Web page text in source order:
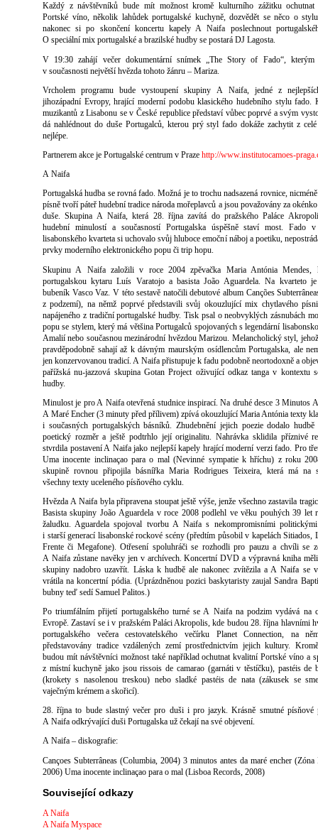
Každý z návštěvníků bude mít možnost kromě kulturního zážitku
Portské víno, několik lahůdek portugalské kuchyně, dozvědět se něco o
nakonec si po skončení koncertu kapely A Naifa poslechnout
O speciální mix portugalské a brazilské hudby se postará DJ Lagosta.
V 19:30 zahájí večer dokumentární snímek „The Story of Fado“, kterým
v současnosti největší hvězda tohoto žánru – Mariza.
Vrcholem programu bude vystoupení skupiny A Naifa, jedné z
jihozápadní Evropy, hrající moderní podobu klasického hudebního stylu fado.
muzikantů z Lisabonu se v České republice představí vůbec poprvé a svým
dá nahlédnout do duše Portugalců, kterou prý styl fado dokáže zachytit z
nejlépe.
Partnerem akce je Portugalské centrum v Praze http://www.institutocamoes-
A Naifa
Portugalská hudba se rovná fado. Možná je to trochu nadsazená rovnice,
písně tvoří páteř hudební tradice národa mořeplavců a jsou považovány za
duše. Skupina A Naifa, která 28. října zavítá do pražského Paláce
hudební minulostí a současností Portugalska úspěšně staví most. Fado
lisabonského kvarteta si uchovalo svůj hluboce emoční náboj a poetiku,
prvky moderního elektronického popu či trip hopu.
Skupinu A Naifa založili v roce 2004 zpěvačka Maria Antónia Mendes,
portugalskou kytaru Luís Varatojo a basista João Aguardela. Na kvarteto
bubeník Vasco Vaz. V této sestavě natočili debutové album Canções
z podzemí), na němž poprvé představili svůj okouzlující mix chytlavého
napájeného z tradiční portugalské hudby. Tisk psal o neobvyklých zásnubách
popu se stylem, který má většina Portugalců spojovaných s legendární
Amalií nebo současnou mezinárodní hvězdou Marizou. Melancholický styl,
pravděpodobně sahají až k dávným maurským osídlencům Portugalska, ale
jen konzervovanou tradicí. A Naifa přistupuje k fadu podobně neortodoxně a
pařížská nu-jazzová skupina Gotan Project oživující odkaz tanga v kontextu
hudby.
Minulost je pro A Naifa otevřená studnice inspirací. Na druhé desce 3 Minutos
A Maré Encher (3 minuty před přílivem) zpívá okouzlující Maria Antónia texty
i současných portugalských básníků. Zhudebnění jejich poezie dodalo hudbě
poetický rozměr a ještě podtrhlo její originalitu. Nahrávka sklidila příznivé
stvrdila postavení A Naifa jako nejlepší kapely hrající moderní verzi fado. Pro
Uma inocente inclinaçao para o mal (Nevinné sympatie k hříchu) z roku
skupině rovnou připojila básnířka Maria Rodrigues Teixeira, která má na
všechny texty uceleného písňového cyklu.
Hvězda A Naifa byla připravena stoupat ještě výše, jenže všechno zastavila
Basista skupiny João Aguardela v roce 2008 podlehl ve věku pouhých 39 let
žaludku. Aguardela spojoval tvorbu A Naifa s nekompromisními
i starší generací lisabonské rockové scény (předtím působil v kapelách Sitiados,
Frente či Megafone). Otřesení spoluhráči se rozhodli pro pauzu a chvíli se
A Naifa zůstane navěky jen v archívech. Koncertní DVD a výpravná kniha
skupiny nadobro uzavřít. Láska k hudbě ale nakonec zvítězila a A Naifa se
vrátila na koncertní pódia. (Uprázdněnou pozici baskytaristy zaujal Sandra
bubny teď sedí Samuel Palitos.)
Po triumfálním přijetí portugalského turné se A Naifa na podzim vydává na
Evropě. Zastaví se i v pražském Paláci Akropolis, kde budou 28. října hlavními
portugalského večera cestovatelského večírku Planet Connection, na
představovány tradice vzdálených zemí prostřednictvím jejich kultury.
budou mít návštěvníci možnost také například ochutnat kvalitní Portské víno a
z místní kuchyně jako jsou rissois de camarao (garnáti v těstíčku), pastéis de
(krokety s nasolenou treskou) nebo sladké pastéis de nata (zákusek se
vaječným krémem a skořicí).
28. října to bude slastný večer pro duši i pro jazyk. Krásně smutné písňové
A Naifa odkrývající duši Portugalska už čekají na své objevení.
A Naifa – diskografie:
Cançoes Subterrâneas (Columbia, 2004) 3 minutos antes da maré encher (Zóna
2006) Uma inocente inclinaçao para o mal (Lisboa Records, 2008)
Související odkazy
A Naifa
A Naifa Myspace